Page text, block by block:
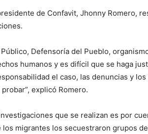
de Confavit, Jhonny Romero,
Defensoría del Pueblo,
humanos y es difícil que se haga
el caso, las denuncias y
explicó Romero.
que se realizan es por
migrantes los secuestraron grupos